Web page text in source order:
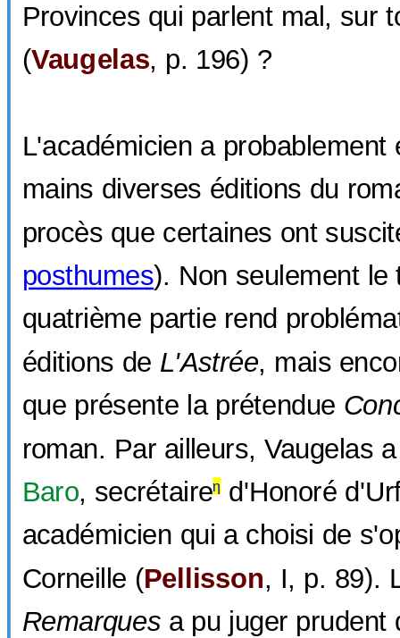
Provinces qui parlent mal, sur
(Vaugelas, p. 196) ?
L'académicien a probablement
mains diverses éditions du
procès que certaines ont
posthumes). Non seulement le
quatrième partie rend
éditions de L'Astrée, mais
que présente la prétendue
roman. Par ailleurs, Vaugelas
Baro, secrétaireηd'Honoré
académicien qui a choisi de
Corneille (Pellisson, I, p. 89).
Remarquesa pu juger prudent